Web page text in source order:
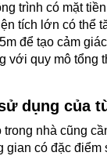
trình có mặt
tích lớn có thể
để tạo cảm
với quy mô tổng
dụng của
trong nhà cũng
gian có đặc điểm